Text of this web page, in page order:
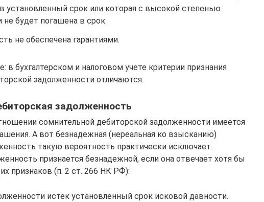
установленный срок или которая с высокой степенью
не будет погашена в срок.
не обеспечена гарантиями.
в бухгалтерском и налоговом учете критерии признания
задолженности отличаются.
задолженность
сомнительной дебиторской задолженности имеется
А вот безнадежная (нереальная ко взысканию)
такую вероятность практически исключает.
признается безнадежной, если она отвечает хотя бы
признаков (п. 2 ст. 266 НК РФ):
истек установленный срок исковой давности.